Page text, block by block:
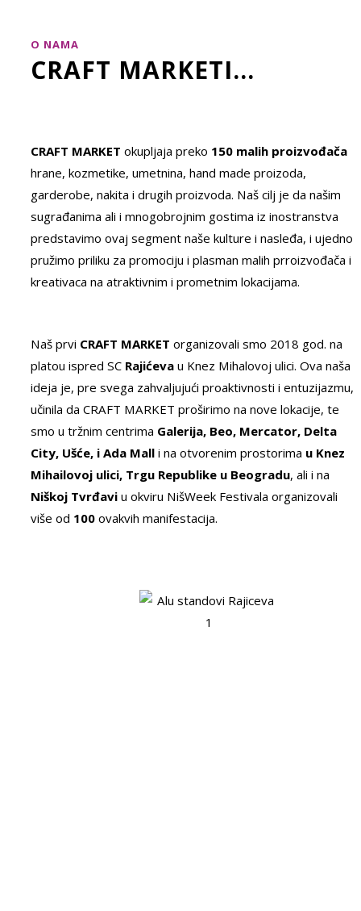
O NAMA
CRAFT MARKETI...
CRAFT MARKET okupljaja preko 150 malih proizvođača
hrane, kozmetike, umetnina, hand made proizoda,
garderobe, nakita i drugih proizvoda. Naš cilj je da našim
sugrađanima ali i mnogobrojnim gostima iz inostranstva
predstavimo ovaj segment naše kulture i nasleđa, i ujedno
pružimo priliku za promociju i plasman malih prroizvođača i
kreativaca na atraktivnim i prometnim lokacijama.
Naš prvi CRAFT MARKET organizovali smo 2018 god. na
platou ispred SC Rajićeva u Knez Mihalovoj ulici. Ova naša
ideja je, pre svega zahvaljujući proaktivnosti i entuzijazmu,
učinila da CRAFT MARKET proširimo na nove lokacije, te
smo u tržnim centrima Galerija, Beo, Mercator, Delta
City, Ušće, i Ada Mall i na otvorenim prostorima u Knez
Mihailovoj ulici, Trgu Republike u Beogradu, ali i na
Niškoj Tvrđavi u okviru NišWeek Festivala organizovali
više od 100 ovakvih manifestacija.